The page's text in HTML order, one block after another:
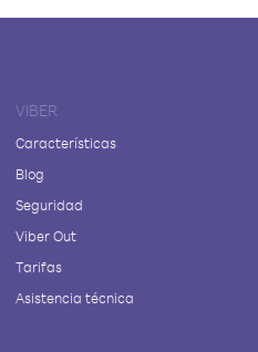
VIBER
Características
Blog
Seguridad
Viber Out
Tarifas
Asistencia técnica